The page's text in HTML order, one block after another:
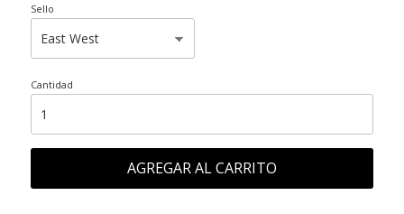
Sello
Cantidad
AGREGAR AL CARRITO